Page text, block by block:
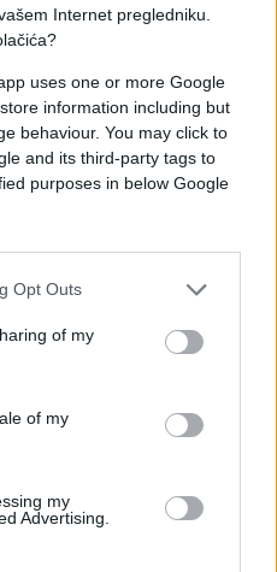
Internet pregledniku.
uses one or more Google
information including but
behaviour. You may click to
and its third-party tags to
purposes in below Google
Opt Outs
of my
of my
my
Advertising.
za snimanje. Sjela sam
prekrivač, legla i pokrila
sebi. Toliko se ukočio
da pokuca Vuku na
zapravo mjesečari.
bi me usred noći
u uglu sobe. Tada
u krevet jer osobu
Primijetili smo da
naslijedila od mene
Vukom Đokovićem, s
kćerku Lenku.